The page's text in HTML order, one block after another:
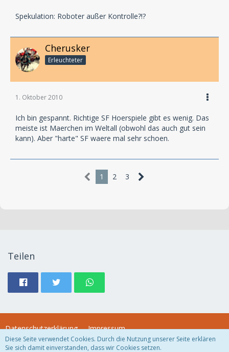
Spekulation: Roboter außer Kontrolle?!?
Cherusker
Erleuchteter
1. Oktober 2010
Ich bin gespannt. Richtige SF Hoerspiele gibt es wenig. Das
meiste ist Maerchen im Weltall (obwohl das auch gut sein
kann). Aber "harte" SF waere mal sehr schoen.
1 2 3
Teilen
Datenschutzerklärung Impressum
Diese Seite verwendet Cookies. Durch die Nutzung unserer Seite erklären
Sie sich damit einverstanden, dass wir Cookies setzen.